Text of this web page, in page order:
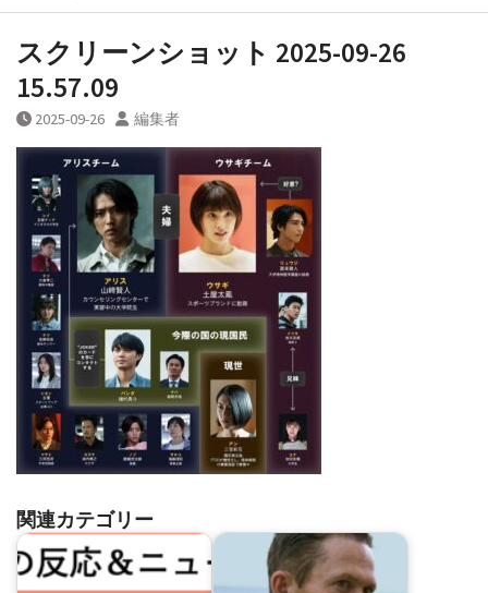
スクリーンショット 2025-09-26
15.57.09
2025-09-26 編集者
関連カテゴリー